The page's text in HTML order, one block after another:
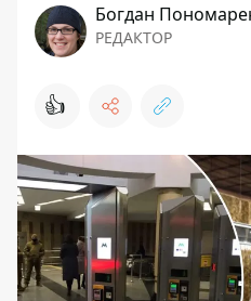
Богдан
РЕДАКТОР
👍